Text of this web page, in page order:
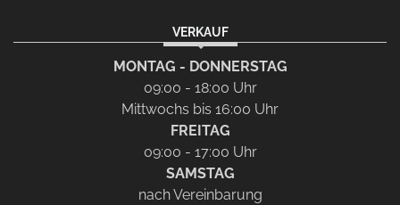
VERKAUF
MONTAG - DONNERSTAG
09:00 - 18:00 Uhr
Mittwochs bis 16:00 Uhr
FREITAG
09:00 - 17:00 Uhr
SAMSTAG
nach Vereinbarung